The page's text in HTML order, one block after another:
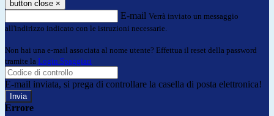
button close ×
E-mail Verrà inviato un messaggio
all'indirizzo indicato con le istruzioni necessarie.
Non hai una e-mail associata al nome utente? Effettua il reset della password
tramite la Login Spaggiari
E-mail inviata, si prega di controllare la casella di posta elettronica!
Errore